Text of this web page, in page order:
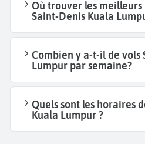
Où trouver les
Saint-Denis Kuala
Combien y a-t-il de vols
Lumpur par semaine?
Quels sont les horaires
Kuala Lumpur ?